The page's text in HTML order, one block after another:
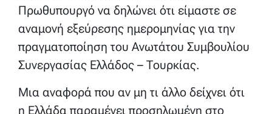
Πρωθυπουργό να δηλώνει ότι είμαστε σε
αναμονή εξεύρεσης ημερομηνίας για την
πραγματοποίηση του Ανωτάτου Συμβουλίου
Συνεργασίας Ελλάδος – Τουρκίας.
Μια αναφορά που αν μη τι άλλο δείχνει ότι
η Ελλάδα παραμένει προσηλωμένη στο